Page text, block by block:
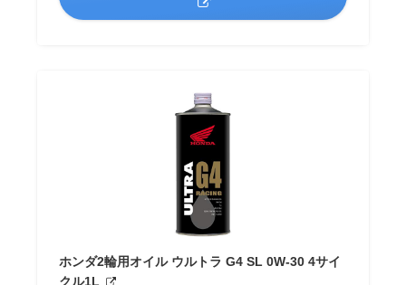
ホンダ2輪用オイル ウルトラ G4 SL 0W-30 4サイ
クル1L